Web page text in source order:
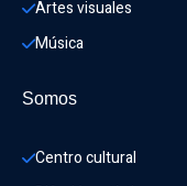
Artes visuales
Música
Somos
Centro cultural